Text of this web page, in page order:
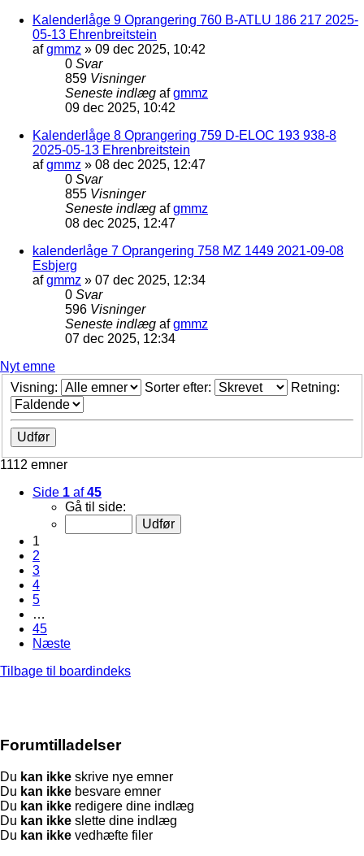
Kalenderlåge 9 Oprangering 760 B-ATLU 186 217 2025-
05-13 Ehrenbreitstein
afgmmz » 09 dec 2025, 10:42
0 Svar
859 Visninger
Seneste indlæg afgmmz
09 dec 2025, 10:42
Kalenderlåge 8 Oprangering 759 D-ELOC 193 938-8
2025-05-13 Ehrenbreitstein
afgmmz » 08 dec 2025, 12:47
0 Svar
855 Visninger
Seneste indlæg afgmmz
08 dec 2025, 12:47
kalenderlåge 7 Oprangering 758 MZ 1449 2021-09-08
Esbjerg
afgmmz » 07 dec 2025, 12:34
0 Svar
596 Visninger
Seneste indlæg afgmmz
07 dec 2025, 12:34
Nyt emne
Visning:
Sorter efter: Retning:
1112 emner
Side 1 af45
Gå til side:
1
2
3
4
5
…
45
Næste
Tilbage til boardindeks
Forumtilladelser
Du kan ikke skrive nye emner
Du kan ikke besvare emner
Du kan ikke redigere dine indlæg
Du kan ikke slette dine indlæg
Du kan ikke vedhæfte filer